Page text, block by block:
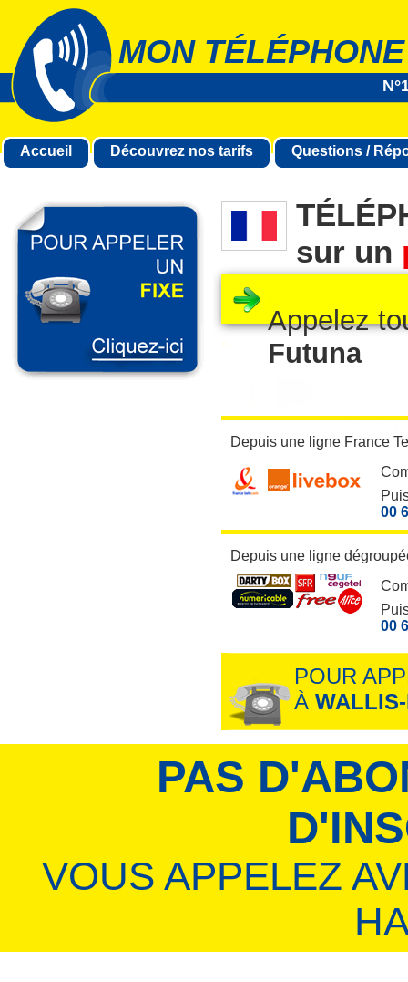
MON
Accueil Découvrez nos tarifs Questions /
sur un
Appelez
Futuna
Depuis une ligne France
00
Depuis une ligne
00
POUR
À
PAS
VOUS APPELEZ